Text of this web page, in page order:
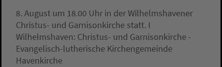
8. August um 18.00 Uhr in der Wilhelmshavener
Christus- und Garnisonkirche statt. I
Wilhelmshaven: Christus- und Garnisonkirche -
Evangelisch-lutherische Kirchengemeinde
Havenkirche